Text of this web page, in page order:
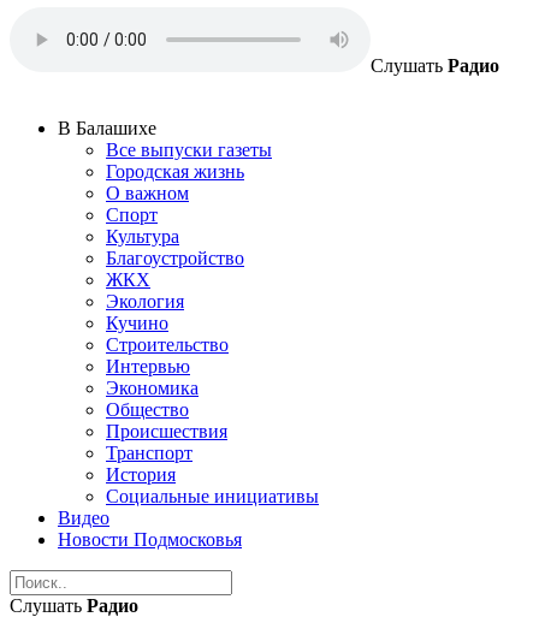
Слушать Радио
В Балашихе
Все выпуски газеты
Городская жизнь
О важном
Спорт
Культура
Благоустройство
ЖКХ
Экология
Кучино
Строительство
Интервью
Экономика
Общество
Происшествия
Транспорт
История
Социальные инициативы
Видео
Новости Подмосковья
Слушать Радио